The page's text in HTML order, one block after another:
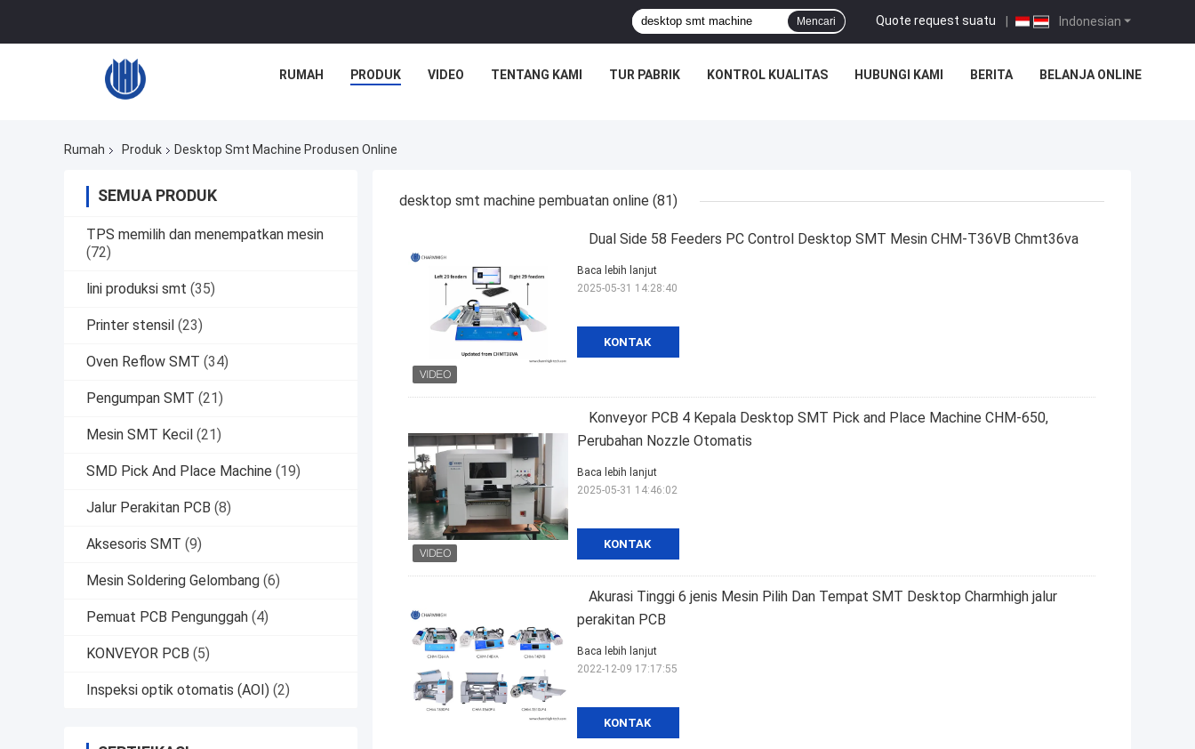
Indonesian
Quote request suatu |
Mencari
RUMAH PRODUK VIDEO TENTANG KAMI TUR PABRIK KONTROL KUALITAS HUBUNGI KAMI BERITA BELANJA ONLINE
Rumah Produk Desktop Smt Machine Produsen Online
SEMUA PRODUK
TPS memilih dan menempatkan mesin
(72)
lini produksi smt (35)
Printer stensil (23)
Oven Reflow SMT (34)
Pengumpan SMT (21)
Mesin SMT Kecil (21)
SMD Pick And Place Machine (19)
Jalur Perakitan PCB (8)
Aksesoris SMT (9)
Mesin Soldering Gelombang (6)
Pemuat PCB Pengunggah (4)
KONVEYOR PCB (5)
Inspeksi optik otomatis (AOI) (2)
desktop smt machine pembuatan online (81)
Dual Side 58 Feeders PC Control Desktop SMT Mesin CHM-T36VB Chmt36va
KONTAK
Baca lebih lanjut
2025-05-31 14:28:40
Konveyor PCB 4 Kepala Desktop SMT Pick and Place Machine CHM-650,
Perubahan Nozzle Otomatis
KONTAK
Baca lebih lanjut
2025-05-31 14:46:02
Akurasi Tinggi 6 jenis Mesin Pilih Dan Tempat SMT Desktop Charmhigh jalur
perakitan PCB
KONTAK
Baca lebih lanjut
2022-12-09 17:17:55